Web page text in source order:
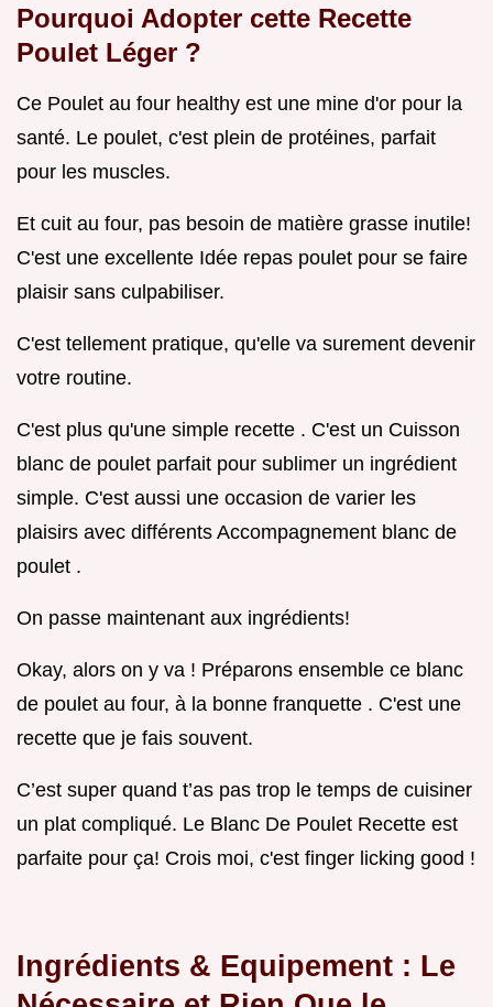
Pourquoi Adopter cette Recette
Poulet Léger ?
Ce Poulet au four healthy est une mine d'or pour la
santé. Le poulet, c'est plein de protéines, parfait
pour les muscles.
Et cuit au four, pas besoin de matière grasse inutile!
C'est une excellente Idée repas poulet pour se faire
plaisir sans culpabiliser.
C'est tellement pratique, qu'elle va surement devenir
votre routine.
C'est plus qu'une simple recette . C'est un Cuisson
blanc de poulet parfait pour sublimer un ingrédient
simple. C'est aussi une occasion de varier les
plaisirs avec différents Accompagnement blanc de
poulet .
On passe maintenant aux ingrédients!
Okay, alors on y va ! Préparons ensemble ce blanc
de poulet au four, à la bonne franquette . C'est une
recette que je fais souvent.
C’est super quand t’as pas trop le temps de cuisiner
un plat compliqué. Le Blanc De Poulet Recette est
parfaite pour ça! Crois moi, c'est finger licking good !
Ingrédients & Equipement : Le